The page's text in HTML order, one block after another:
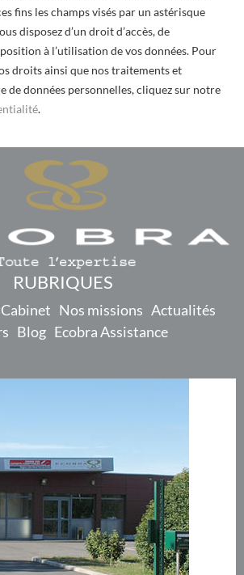
fins les champs visés par un astérisque
disposez d’un droit d’accès, de
à l’utilisation de vos données. Pour
droits ainsi que nos traitements et
de données personnelles, cliquez sur notre
.
RUBRIQUES
Nos missions Actualités
Blog Ecobra Assistance